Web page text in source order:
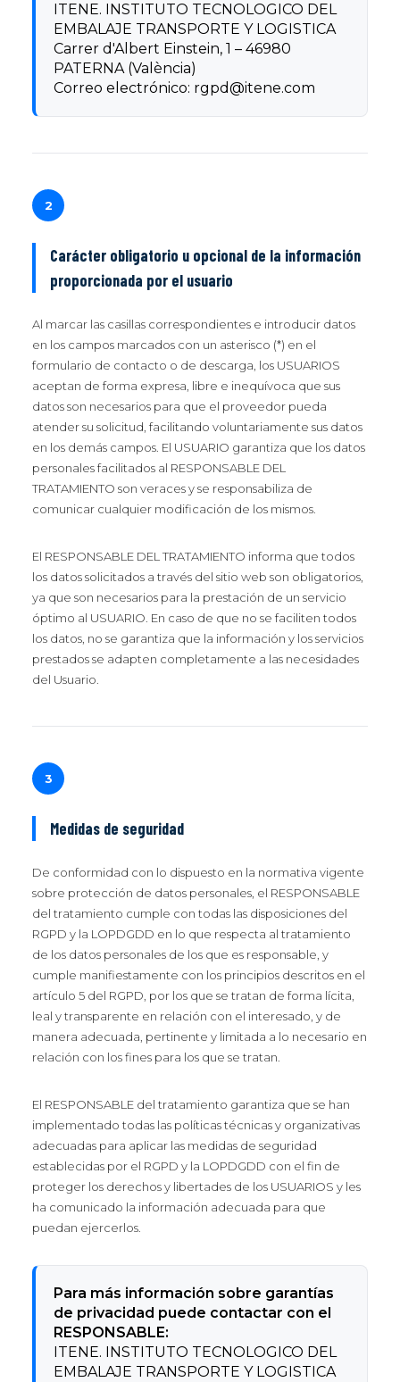
ITENE. INSTITUTO TECNOLOGICO DEL
EMBALAJE TRANSPORTE Y LOGISTICA
Carrer d'Albert Einstein, 1 – 46980
PATERNA (València)
Correo electrónico: rgpd@itene.com
2
Carácter obligatorio u opcional de la información
proporcionada por el usuario
Al marcar las casillas correspondientes e introducir datos
en los campos marcados con un asterisco (*) en el
formulario de contacto o de descarga, los USUARIOS
aceptan de forma expresa, libre e inequívoca que sus
datos son necesarios para que el proveedor pueda
atender su solicitud, facilitando voluntariamente sus datos
en los demás campos. El USUARIO garantiza que los datos
personales facilitados al RESPONSABLE DEL
TRATAMIENTO son veraces y se responsabiliza de
comunicar cualquier modificación de los mismos.
El RESPONSABLE DEL TRATAMIENTO informa que todos
los datos solicitados a través del sitio web son obligatorios,
ya que son necesarios para la prestación de un servicio
óptimo al USUARIO. En caso de que no se faciliten todos
los datos, no se garantiza que la información y los servicios
prestados se adapten completamente a las necesidades
del Usuario.
3
Medidas de seguridad
De conformidad con lo dispuesto en la normativa vigente
sobre protección de datos personales, el RESPONSABLE
del tratamiento cumple con todas las disposiciones del
RGPD y la LOPDGDD en lo que respecta al tratamiento
de los datos personales de los que es responsable, y
cumple manifiestamente con los principios descritos en el
artículo 5 del RGPD, por los que se tratan de forma lícita,
leal y transparente en relación con el interesado, y de
manera adecuada, pertinente y limitada a lo necesario en
relación con los fines para los que se tratan.
El RESPONSABLE del tratamiento garantiza que se han
implementado todas las políticas técnicas y organizativas
adecuadas para aplicar las medidas de seguridad
establecidas por el RGPD y la LOPDGDD con el fin de
proteger los derechos y libertades de los USUARIOS y les
ha comunicado la información adecuada para que
puedan ejercerlos.
Para más información sobre garantías
de privacidad puede contactar con el
RESPONSABLE:
ITENE. INSTITUTO TECNOLOGICO DEL
EMBALAJE TRANSPORTE Y LOGISTICA